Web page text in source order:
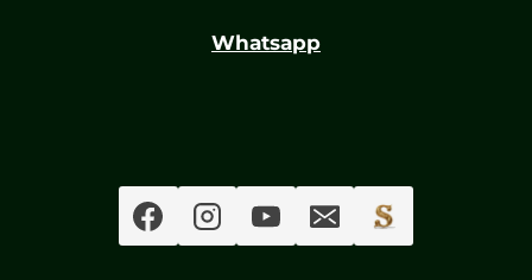
Whatsapp